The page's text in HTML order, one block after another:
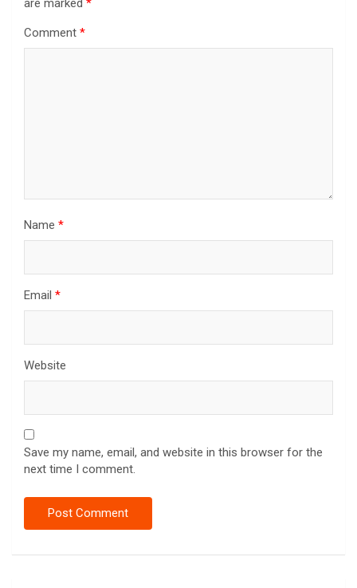
are marked *
Comment *
Name *
Email *
Website
Save my name, email, and website in this browser for the
next time I comment.